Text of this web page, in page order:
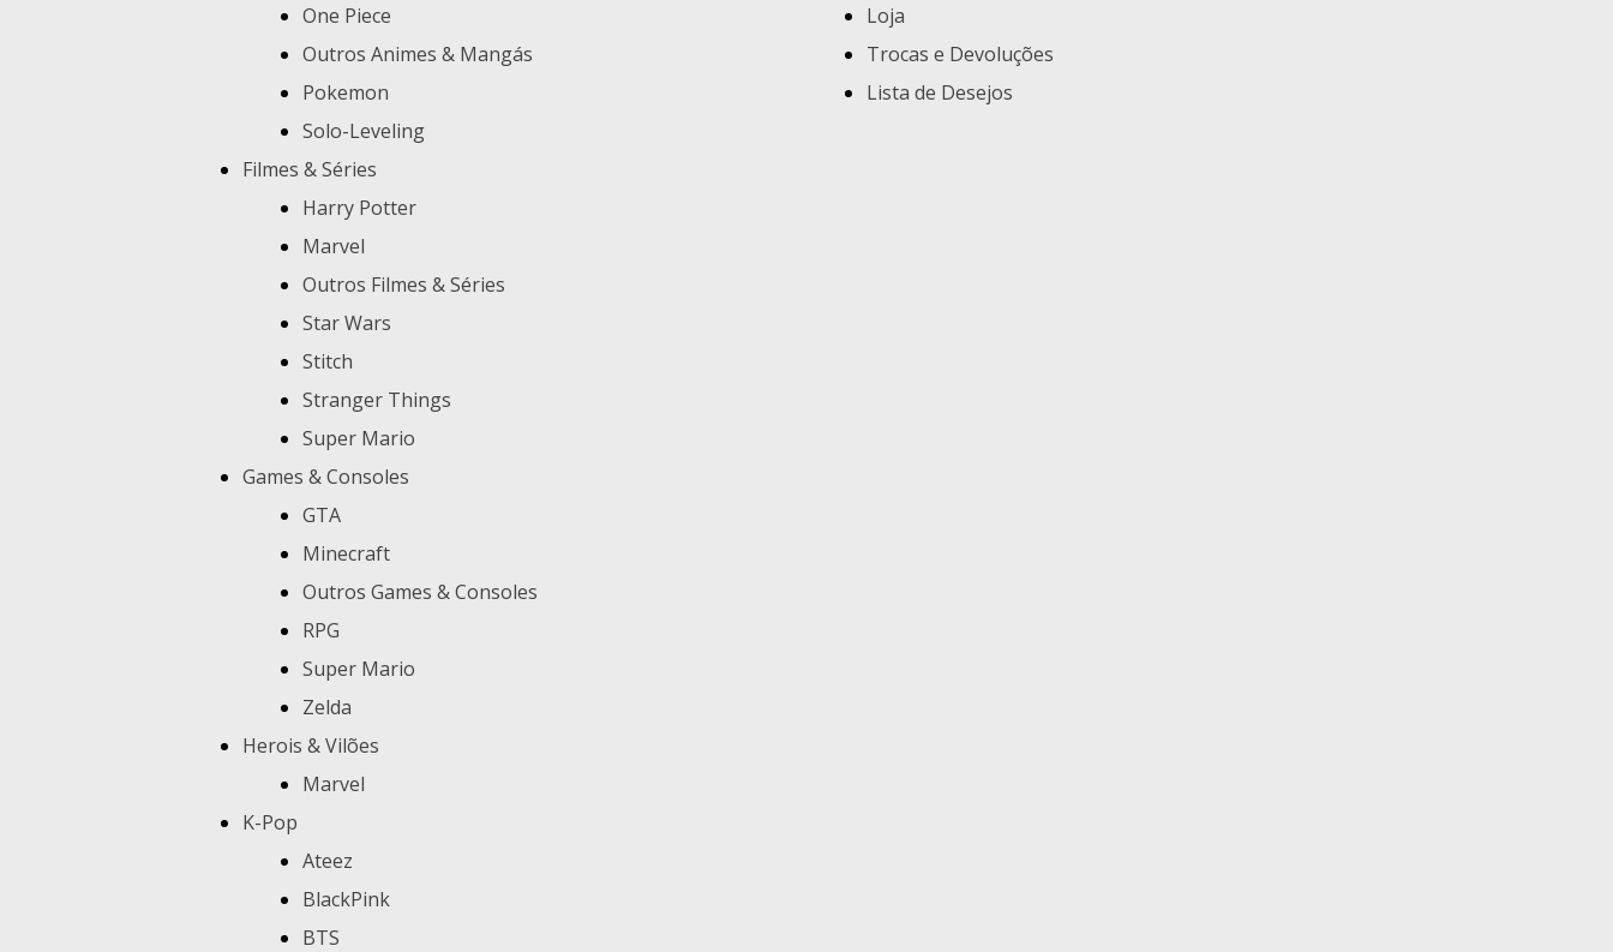
One Piece
Outros Animes & Mangás
Pokemon
Solo-Leveling
Filmes & Séries
Harry Potter
Marvel
Outros Filmes & Séries
Star Wars
Stitch
Stranger Things
Super Mario
Games & Consoles
GTA
Minecraft
Outros Games & Consoles
RPG
Super Mario
Zelda
Herois & Vilões
Marvel
K-Pop
Ateez
BlackPink
BTS
Loja
Trocas e Devoluções
Lista de Desejos